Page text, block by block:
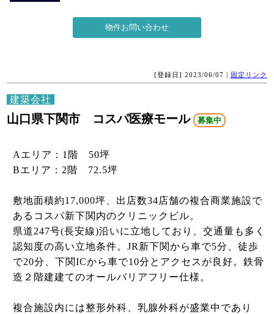
[登録日] 2023/06/07 | 固定リンク
建築会社
山口県下関市 コスパ医療モール 募集中
Aエリア：1階 50坪
Bエリア：2階 72.5坪
敷地面積約17,000坪、出店数34店舗の複合商業施設で
あるコスパ新下関内のクリニックビル。
県道247号(長安線)沿いに立地しており、交通量も多く
認知度の高い立地条件。JR新下関から車で5分、徒歩
で20分、下関ICから車で10分とアクセスが良好。鉄骨
造２階建建てのオールバリアフリー仕様。
複合施設内には整形外科、乳腺外科が盛業中であり